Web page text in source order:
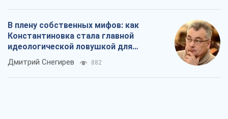
В плену собственных мифов: как
Константиновка стала главной
идеологической ловушкой для
российских оккупантов
Дмитрий Снегирев 882